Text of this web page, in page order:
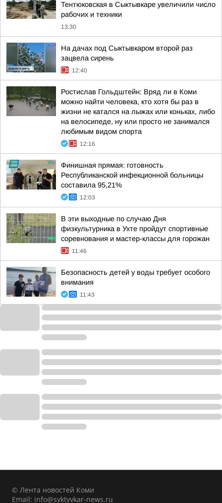
Тентюковская в Сыктывкаре увеличили число
рабочих и техники
13:30
На дачах под Сыктывкаром второй раз
зацвела сирень
12:40
Ростислав Гольдштейн: Вряд ли в Коми
можно найти человека, кто хотя бы раз в
жизни не катался на лыжах или коньках, либо
на велосипеде, ну или просто не занимался
любимым видом спорта
12:16
Финишная прямая: готовность
Республиканской инфекционной больницы
составила 95,21%
12:03
В эти выходные по случаю Дня
физкультурника в Ухте пройдут спортивные
соревнования и мастер-классы для горожан
11:46
Безопасность детей у воды требует особого
внимания
11:43
© Лента новостей Коми
Email: info@syktyvkar-news.ru